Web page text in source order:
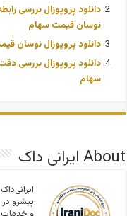
دانلود پروپوزال بررسی
نوسان قیمت سهام
دانلود پروپوزال نوسان
دانلود پروپوزال بررسی
سهام
About ایرانی داک
پیشرو در